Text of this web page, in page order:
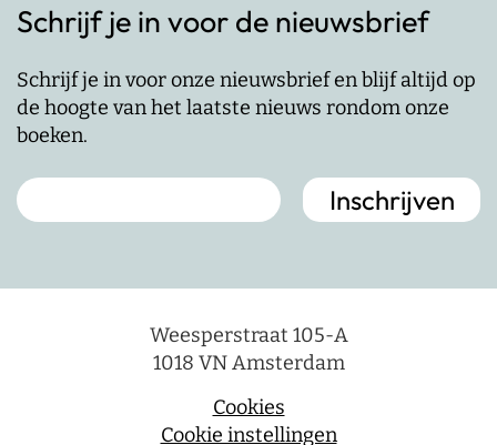
Schrijf je in voor de nieuwsbrief
Schrijf je in voor onze nieuwsbrief en blijf altijd op
de hoogte van het laatste nieuws rondom onze
boeken.
Weesperstraat 105-A
1018 VN Amsterdam
Cookies
Cookie instellingen